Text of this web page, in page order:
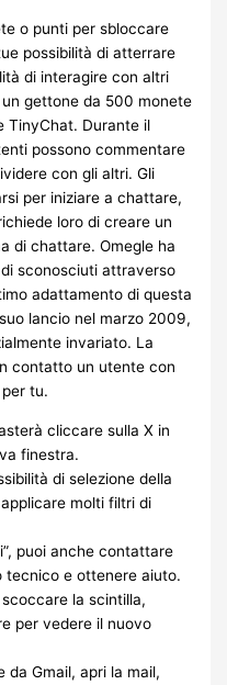
o punti per sbloccare
possibilità di atterrare
di interagire con altri
gettone da 500 monete
TinyChat. Durante il
possono commentare
con gli altri. Gli
per iniziare a chattare,
loro di creare un
di chattare. Omegle ha
sconosciuti attraverso
adattamento di questa
lancio nel marzo 2009,
invariato. La
contatto un utente con
tu.
cliccare sulla X in
finestra.
di selezione della
molti filtri di
puoi anche contattare
tecnico e ottenere aiuto.
la scintilla,
per vedere il nuovo
da Gmail, apri la mail,